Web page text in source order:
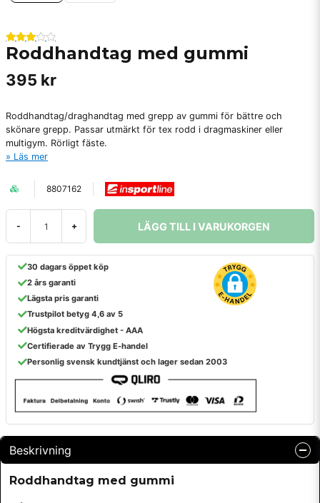
Roddhandtag med gummi
395 kr
Roddhandtag/draghandtag med grepp av gummi för bättre och
skönare grepp. Passar utmärkt för tex rodd i dragmaskiner eller
multigym. Rörligt fäste.
Läs mer
8807162
- + LÄGG TILL I VARUKORGEN
30 dagars öppet köp
2 års garanti
Lägsta pris garanti
Trustpilot betyg 4,6 av 5
Högsta kreditvärdighet - AAA
Certifierade av Trygg E-handel
Personlig svensk kundtjänst och lager sedan 2003
Beskrivning
Roddhandtag med gummi